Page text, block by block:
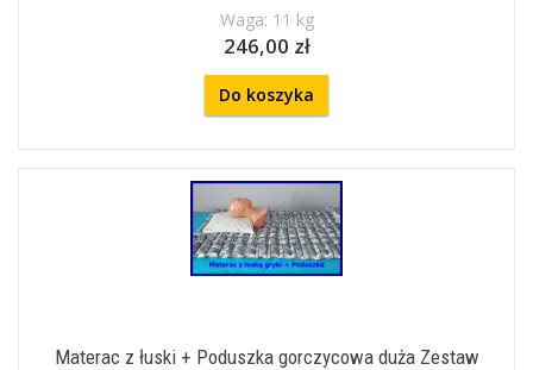
Waga: 11 kg
246,00 zł
Do koszyka
Materac z łuski + Poduszka gorczycowa duża Zestaw